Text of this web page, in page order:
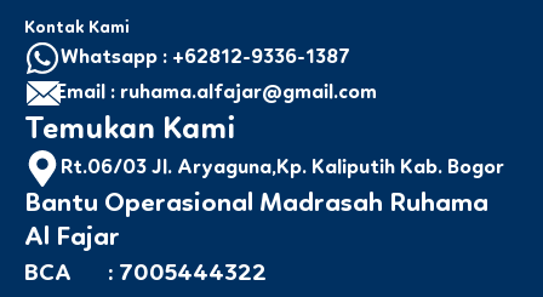
Kontak Kami
Whatsapp : +62812-9336-1387
Email : ruhama.alfajar@gmail.com
Temukan Kami
Rt.06/03 Jl. Aryaguna,Kp. Kaliputih Kab. Bogor
Bantu Operasional Madrasah Ruhama
Al Fajar
BCA : 7005444322